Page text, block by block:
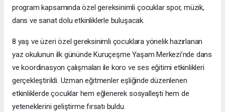
program kapsamında özel gereksinimli çocuklar spor, müzik,
dans ve sanat dolu etkinliklerle buluşacak.
8 yaş ve üzeri özel gereksinimli çocuklara yönelik hazırlanan
yaz okulunun ilk gününde Kuruçeşme Yaşam Merkezi’nde dans
ve koordinasyon çalışmaları ile koro ve ses eğitimi etkinlikleri
gerçekleştirildi. Uzman eğitmenler eşliğinde düzenlenen
etkinliklerde çocuklar hem eğlenerek sosyalleşti hem de
yeteneklerini geliştirme fırsatı buldu.